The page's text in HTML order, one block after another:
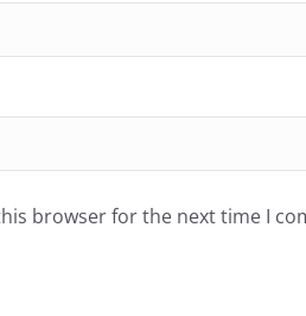
browser for the next time I